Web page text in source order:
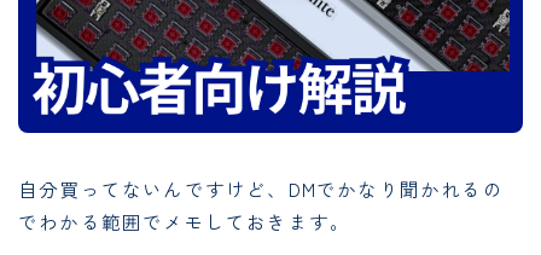
自分買ってないんですけど、DMでかなり聞かれるの
でわかる範囲でメモしておきます。